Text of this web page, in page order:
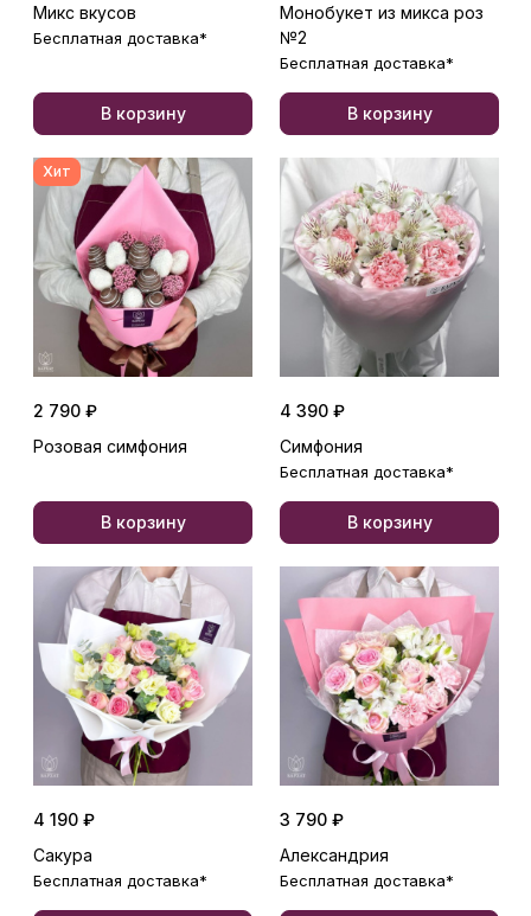
Микс вкусов
Бесплатная доставка*
В корзину
Монобукет из микса роз
№2
Бесплатная доставка*
В корзину
Хит
2 790 ₽
Розовая симфония
В корзину
4 390 ₽
Симфония
Бесплатная доставка*
В корзину
4 190 ₽
Сакура
Бесплатная доставка*
3 790 ₽
Александрия
Бесплатная доставка*